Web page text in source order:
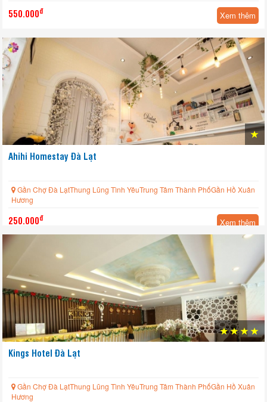
550.000đ Xem thêm
Ahihi Homestay Đà Lạt
Gần Chợ Đà LạtThung Lũng Tình YêuTrung Tâm Thành PhốGần Hồ Xuân
Hương
250.000đ Xem thêm
Kings Hotel Đà Lạt
Gần Chợ Đà LạtThung Lũng Tình YêuTrung Tâm Thành PhốGần Hồ Xuân
Hương